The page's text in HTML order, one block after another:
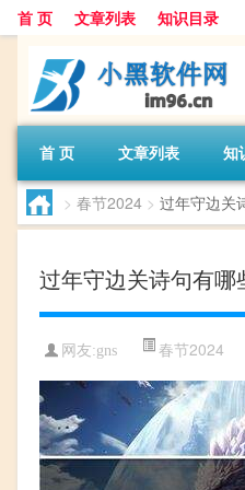
首 页 文章列表 知识目录
首 页 文章列表 知
> 春节2024 > 过年守边关
过年守边关诗句有哪
网友:gns 春节2024